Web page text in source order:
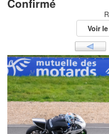
Confirmé